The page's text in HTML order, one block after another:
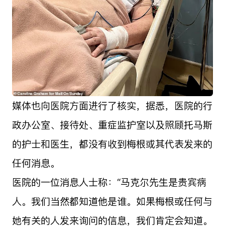
媒体也向医院方面进行了核实，据悉，医院的行
政办公室、接待处、重症监护室以及照顾托马斯
的护士和医生，都没有收到梅根或其代表发来的
任何消息。
医院的一位消息人士称：“马克尔先生是贵宾病
人。我们当然都知道他是谁。如果梅根或任何与
她有关的人发来询问的信息，我们肯定会知道。